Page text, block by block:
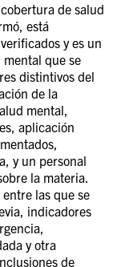
de salud
está
y es un
que se
distintivos del
de la
mental,
aplicación
y un personal
la materia.
las que se
indicadores
y otra
de